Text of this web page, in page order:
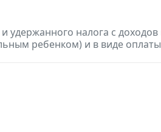
удержанного налога с
ребенком) и в виде